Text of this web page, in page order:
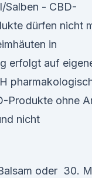
Salben - CBD-
dürfen nicht
in
erfolgt auf
Produkte ohne
nicht
oder 30.